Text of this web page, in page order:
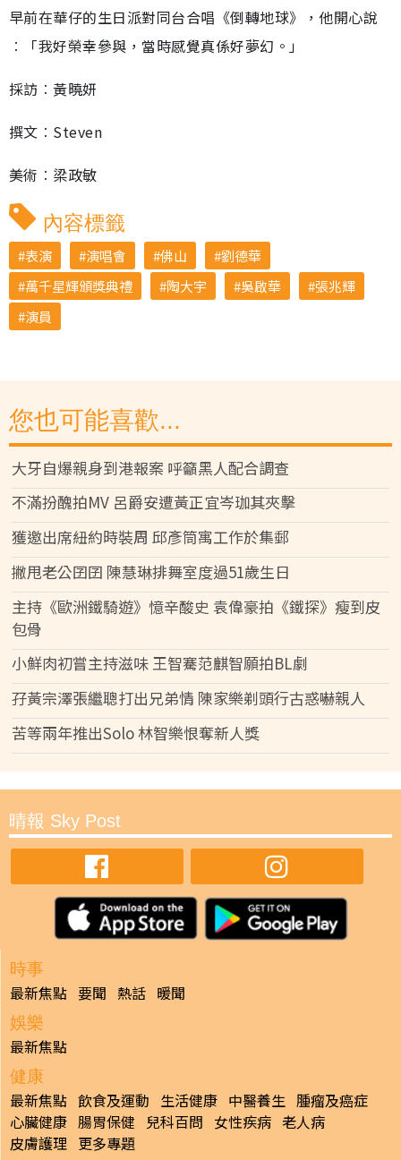
早前在華仔的生日派對同台合唱《倒轉地球》，他開心說
︰「我好榮幸參與，當時感覺真係好夢幻。」
採訪︰黃曉妍
撰文︰Steven
美術︰梁政敏
內容標籤
表演 演唱會 佛山
劉德華
萬千星輝頒獎典禮
陶大宇 吳啟華
張兆輝
演員
您也可能喜歡...
大牙自爆親身到港報案 呼籲黑人配合調查
不滿扮醜拍MV 呂爵安遭黃正宜岑珈其夾擊
獲邀出席紐約時裝周 邱彥筒寓工作於集郵
撇甩老公囝囝 陳慧琳排舞室度過51歲生日
主持《歐洲鐵騎遊》憶辛酸史 袁偉豪拍《鐵探》瘦到皮
包骨
小鮮肉初嘗主持滋味 王智騫范麒智願拍BL劇
孖黃宗澤張繼聰打出兄弟情 陳家樂剃頭行古惑嚇親人
苦等兩年推出Solo 林智樂恨奪新人獎
晴報 Sky Post
時事
最新焦點 要聞 熱話 暖聞
娛樂
最新焦點
健康
最新焦點 飲食及運動 生活健康 中醫養生 腫瘤及癌症
心臟健康 腸胃保健 兒科百問 女性疾病 老人病
皮膚護理 更多專題